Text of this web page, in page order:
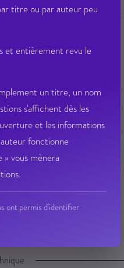
titre ou par auteur peu
et entièrement revu le
un titre, un nom
s'affichent dès les
et les informations
fonctionne
vous mènera
ont permis d'identifier
à un ami
Partager sur Facebook